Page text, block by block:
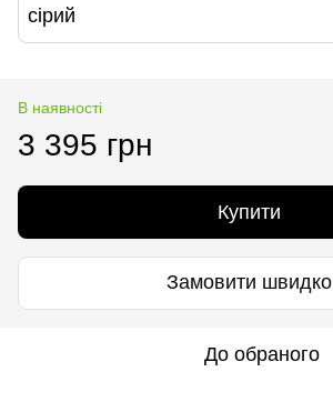
сірий
В наявності
3 395 грн
Купити
Замовити швидко
До обраного